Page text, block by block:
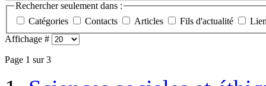
Rechercher seulement dans :
Catégories
Contacts Articles Fils d'actualité
Affichage #
Page 1 sur 3